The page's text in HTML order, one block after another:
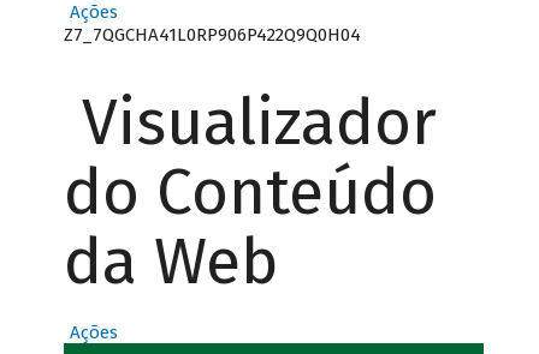
Ações
Z7_7QGCHA41L0RP906P422Q9Q0H04
Visualizador
do Conteúdo
da Web
Ações